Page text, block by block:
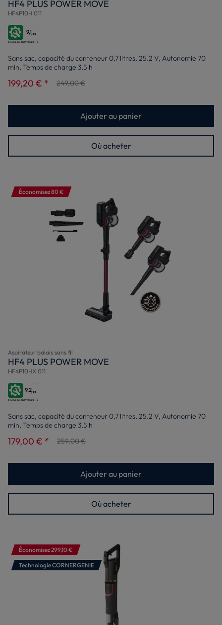
HF4 PLUS POWER MOVE
HF4P10H 011
9,1/10
Sans sac, capacité du conteneur 0,7 litres, 25.2 V, Autonomie 70
min, Temps de charge 3,5 h
199,20 € * 249,00 €
Ajouter au panier
Où acheter
Économisez 80 €
Aspirateur balais sans fil
HF4 PLUS POWER MOVE
HF4P10HX 011
9,2/10
Sans sac, capacité du conteneur 0,7 litres, 25.2 V, Autonomie 70
min, Temps de charge 3,5 h
179,00 € * 259,00 €
Ajouter au panier
Où acheter
Économisez 299,10 €
Technologie CORNERGENIE